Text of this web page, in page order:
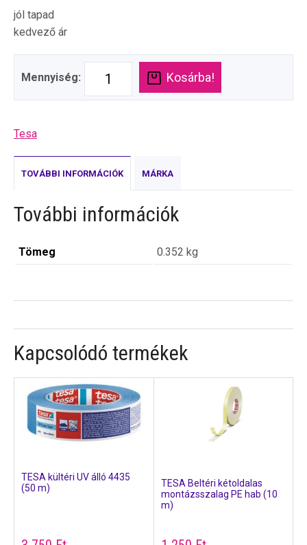
jól tapad
kedvező ár
Mennyiség: Kosárba!
Tesa
TOVÁBBI INFORMÁCIÓK MÁRKA
További információk
Tömeg 0.352 kg
Kapcsolódó termékek
TESA kültéri UV álló 4435
(50 m)
TESA Beltéri kétoldalas
montázsszalag PE hab (10
m)